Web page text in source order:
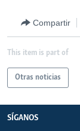
Compartir
This item is part of
Otras noticias
SÍGANOS